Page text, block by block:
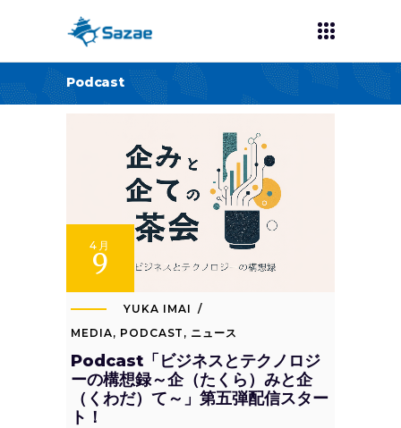
Podcast
4月
9
YUKA IMAI
MEDIA, PODCAST , ニュース
Podcast「ビジネスとテクノロジ
ーの構想録～企（たくら）みと企
（くわだ）て～」第五弾配信スター
ト！